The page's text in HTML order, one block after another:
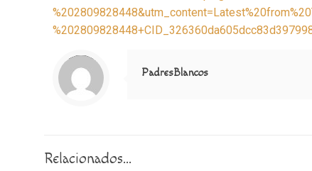
Notice
: Trying to access array offset on value of type null in
/home/misioner/public_html/padresblancos/themes/betheme/includes/content-single.php
on line
286
PadresBlancos
Relacionados...